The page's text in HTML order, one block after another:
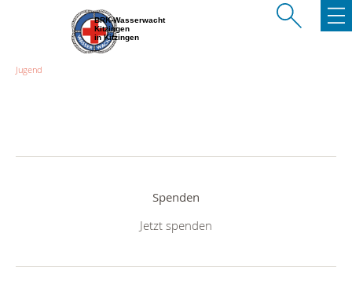
BRK-Wasserwacht
Kitzingen
in Kitzingen
Jugend
Spenden
Jetzt spenden